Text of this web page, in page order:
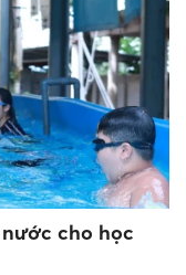
cho học